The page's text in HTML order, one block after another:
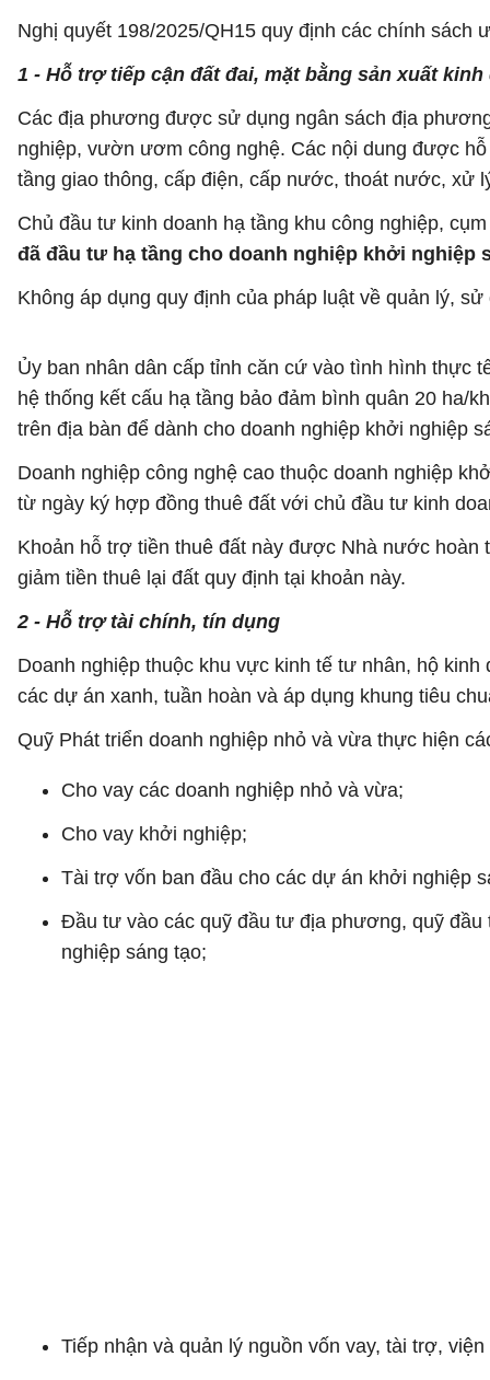
Nghị quyết 198/2025/QH15 quy định các chính
1 - Hỗ trợ tiếp cận đất đai, mặt bằng sản xuất kinh
Các địa phương được sử dụng ngân sách địa
nghiệp, vườn ươm công nghệ. Các nội dung được
tầng giao thông, cấp điện, cấp nước, thoát nước, xử
Chủ đầu tư kinh doanh hạ tầng khu công nghiệp,
đã đầu tư hạ tầng cho doanh nghiệp khởi nghiệp
Không áp dụng quy định của pháp luật về quản lý,
Ủy ban nhân dân cấp tỉnh căn cứ vào tình hình thực
hệ thống kết cấu hạ tầng bảo đảm bình quân 20 ha/
trên địa bàn để dành cho doanh nghiệp khởi nghiệp
Doanh nghiệp công nghệ cao thuộc doanh nghiệp
từ ngày ký hợp đồng thuê đất với chủ đầu tư kinh
Khoản hỗ trợ tiền thuê đất này được Nhà nước hoàn
giảm tiền thuê lại đất quy định tại khoản này.
2 - Hỗ trợ tài chính, tín dụng
Doanh nghiệp thuộc khu vực kinh tế tư nhân, hộ
các dự án xanh, tuần hoàn và áp dụng khung tiêu
Quỹ Phát triển doanh nghiệp nhỏ và vừa thực hiện
Cho vay các doanh nghiệp nhỏ và vừa;
Cho vay khởi nghiệp;
Tài trợ vốn ban đầu cho các dự án khởi nghiệp
Đầu tư vào các quỹ đầu tư địa phương, quỹ
nghiệp sáng tạo;
Tiếp nhận và quản lý nguồn vốn vay, tài trợ,